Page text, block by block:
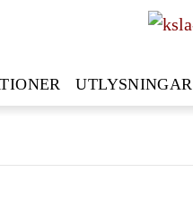
UTLYSNINGAR